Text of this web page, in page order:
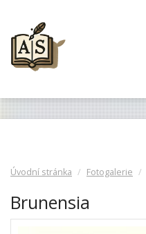
Úvodní stránka Fotogalerie
Brunensia